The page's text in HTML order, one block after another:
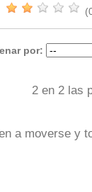
por:
2 en 2 las
a moverse y